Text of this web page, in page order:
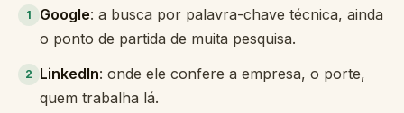
1 Google: a busca por palavra-chave técnica, ainda
o ponto de partida de muita pesquisa.
2 LinkedIn: onde ele confere a empresa, o porte,
quem trabalha lá.